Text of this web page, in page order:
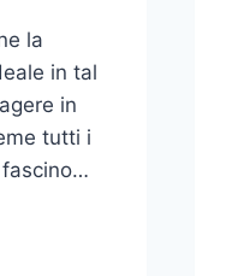
la
in tal
in
tutti i